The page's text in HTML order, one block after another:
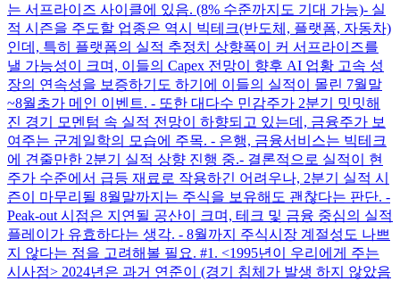
는 서프라이즈 사이클에 있음. (8% 수준까지도 기대 가능) ​ - 실
적 시즌을 주도할 업종은 역시 빅테크(반도체, 플랫폼, 자동차)
인데, 특히 플랫폼의 실적 추정치 상향폭이 커 서프라이즈를
낼 가능성이 크며, 이들의 Capex 전망이 향후 AI 업황 고속 성
장의 연속성을 보증하기도 하기에 이들의 실적이 몰린 7월말
~8월초가 메인 이벤트. - 또한 대다수 민감주가 2분기 밋밋해
진 경기 모멘텀 속 실적 전망이 하향되고 있는데, 금융주가 보
여주는 군계일학의 모습에 주목. - 은행, 금융서비스는 빅테크
에 견줄만한 2분기 실적 상향 진행 중. ​ - 결론적으로 실적이 현
주가 수준에서 급등 재료로 작용하긴 어려우나, 2분기 실적 시
즌이 마무리될 8월말까지는 주식을 보유해도 괜찮다는 판단. -
Peak-out 시점은 지연될 공산이 크며, 테크 및 금융 중심의 실적
플레이가 유효하다는 생각. - 8월까지 주식시장 계절성도 나쁘
지 않다는 점을 고려해볼 필요. #1. <1995년이 우리에게 주는
시사점> 2024년은 과거 연준이 (경기 침체가 발생 하지 않았음